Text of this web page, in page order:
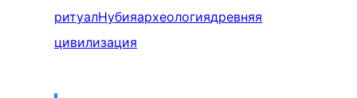
ритуалНубияархеологиядревняя
цивилизация